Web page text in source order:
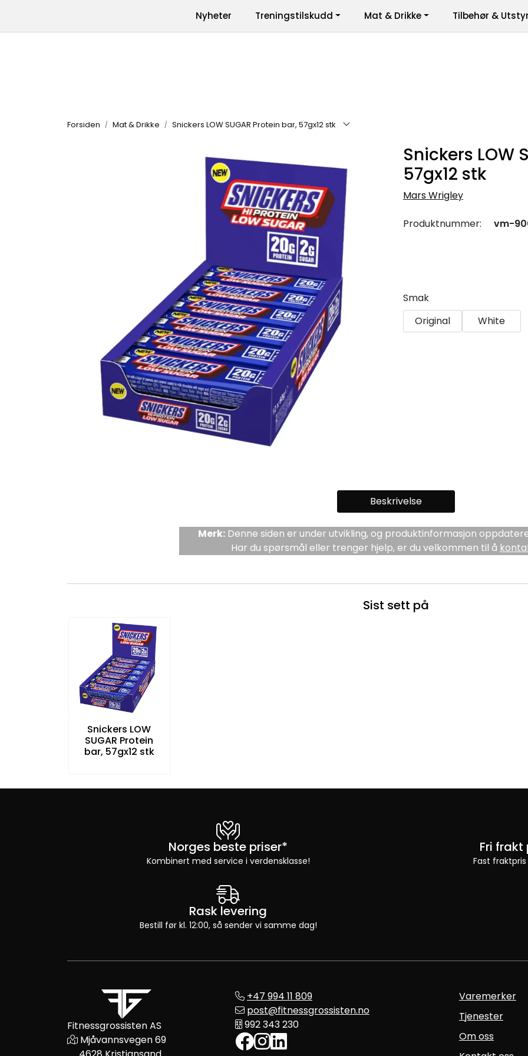
Produkter | Varemerker
Nyheter Treningstilskudd Mat & Drikke Tilbehør & Utstyr
Forsiden Mat & Drikke Snickers LOW SUGAR Protein bar, 57gx12 stk
Snickers LOW
57gx12 stk
Mars Wrigley
Produktnummer: vm-
Smak
Original
White
Beskrivelse
Merk:Denne siden er under utvikling, og produktinformasjon
Har du spørsmål eller trenger hjelp, er du velkommen til å
Sist sett på
Snickers LOW
SUGAR Protein
bar, 57gx12 stk
Norges beste priser*
Kombinert med service i verdensklasse!
Fri
Fast
Rask levering
Bestill før kl. 12:00, så sender vi samme dag!
Fitnessgrossisten AS
Mjåvannsvegen 69
+47 994 11 809
post@fitnessgrossisten.no
992 343 230
Varemerker
Tjenester
Om oss